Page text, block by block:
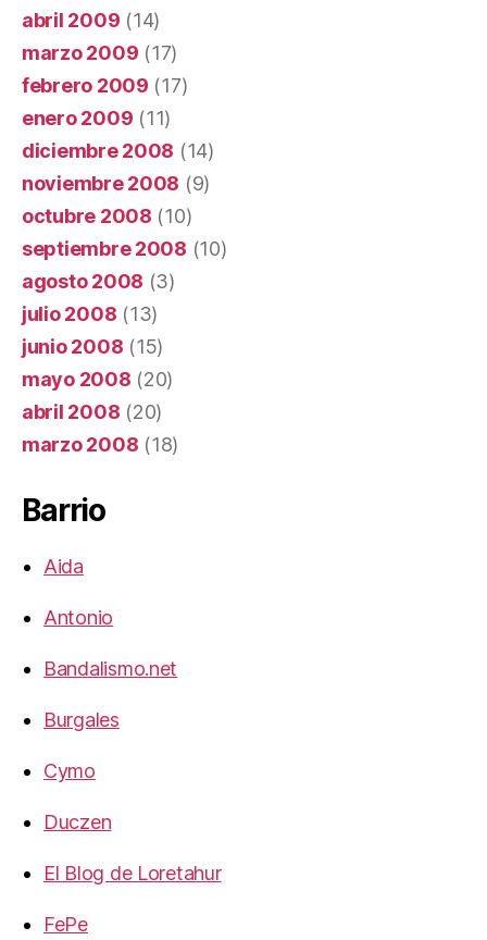
abril 2009 (14)
marzo 2009 (17)
febrero 2009 (17)
enero 2009 (11)
diciembre 2008 (14)
noviembre 2008 (9)
octubre 2008 (10)
septiembre 2008 (10)
agosto 2008 (3)
julio 2008 (13)
junio 2008 (15)
mayo 2008 (20)
abril 2008 (20)
marzo 2008 (18)
Barrio
Aida
Antonio
Bandalismo.net
Burgales
Cymo
Duczen
El Blog de Loretahur
FePe